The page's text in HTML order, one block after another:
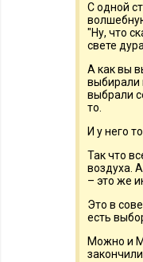
С одной
"Ну, что
свете
А как вы
выбирали
выбрали
то.
И у него
Так что
воздуха.
– это же
Это в
есть
Можно и